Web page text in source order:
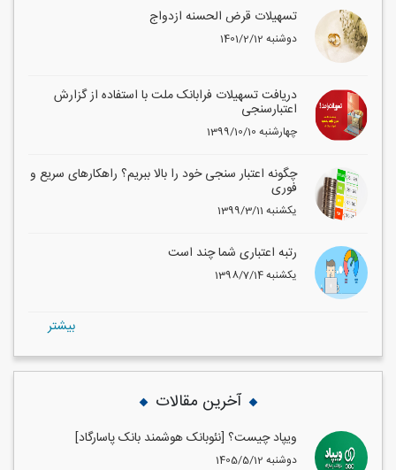
تسهیلات قرض الحسنه ازدواج
1401/2/12 دوشنبه
دریافت تسهیلات فرابانک ملت با استفاده از گزارش
اعتبارسنجی
1399/10/10 چهارشنبه
چگونه اعتبار سنجی خود را بالا ببریم؟ راهکارهای سریع و
فوری
1399/3/11 یکشنبه
رتبه اعتباری شما چند است
1398/7/14 یکشنبه
بيشتر
آخرین مقالات
ویپاد چیست؟ [نئوبانک هوشمند بانک پاسارگاد]
1405/5/12 دوشنبه